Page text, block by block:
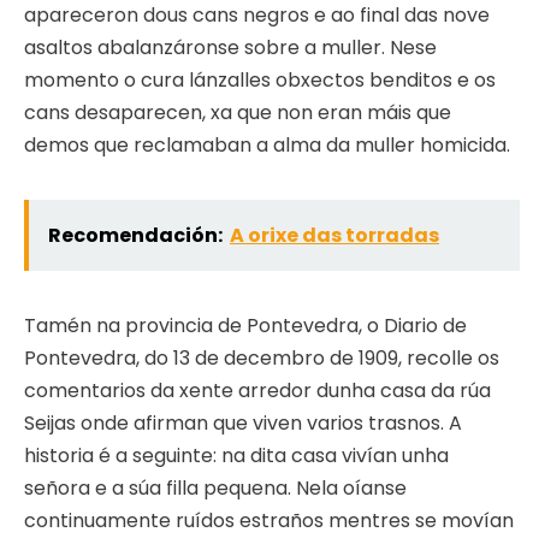
apareceron dous cans negros e ao final das nove
asaltos abalanzáronse sobre a muller. Nese
momento o cura lánzalles obxectos benditos e os
cans desaparecen, xa que non eran máis que
demos que reclamaban a alma da muller homicida.
Recomendación: A orixe das torradas
Tamén na provincia de Pontevedra, o Diario de
Pontevedra, do 13 de decembro de 1909, recolle os
comentarios da xente arredor dunha casa da rúa
Seijas onde afirman que viven varios trasnos. A
historia é a seguinte: na dita casa vivían unha
señora e a súa filla pequena. Nela oíanse
continuamente ruídos estraños mentres se movían